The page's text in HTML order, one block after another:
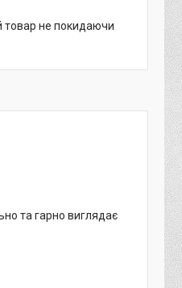
товар не покидаючи
та гарно виглядає